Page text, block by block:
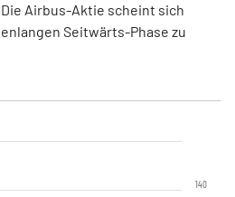
Airbus-Aktie scheint sich
Seitwärts-Phase zu
140